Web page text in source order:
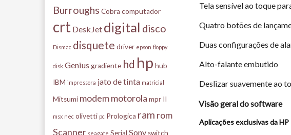
Tela sensível ao toque
Quatro botões de
Duas configurações de
Alto-falante embutido
Deslizar suavemente ao
Visão geral do software
Aplicações exclusivas da HP
Burroughs Cobra computador
crt DeskJet digital disco
Dismac disquete driver epson floppy
disk Genius gradiente hd hp hub
IBM impressora jato de tinta matricial
Mitsumi modemmotorola mpr II
msx nec olivetti pc Prologica ram rom
Scanner seagate Serial Sony switch